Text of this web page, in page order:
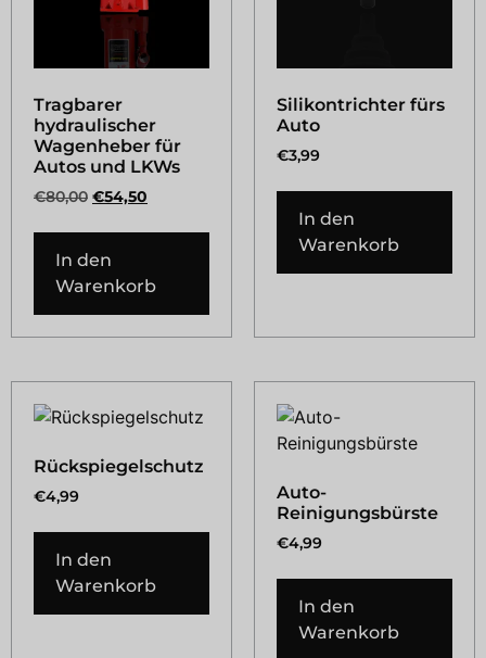
Tragbarer
hydraulischer
Wagenheber für
Autos und LKWs
€80,00 €54,50
In den
Warenkorb
Silikontrichter fürs
Auto
€3,99
In den
Warenkorb
Rückspiegelschutz
€4,99
In den
Warenkorb
Auto-
Reinigungsbürste
€4,99
In den
Warenkorb